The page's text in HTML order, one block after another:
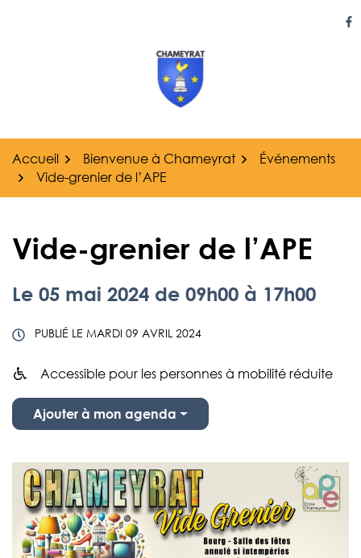
Accueil Bienvenue à Chameyrat
Événements
Vide-grenier de l’APE
Vide-grenier de l’APE
Le 05 mai 2024 de 09h00 à 17h00
PUBLIÉ LE MARDI 09 AVRIL 2024
Infos utiles
Accessible pour les personnes à mobilité réduite
Ajouter à mon agenda